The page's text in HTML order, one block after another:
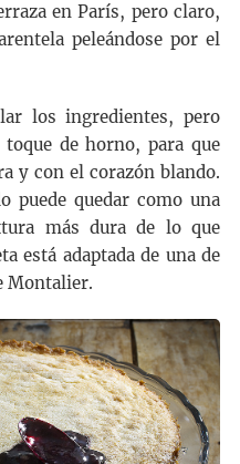
en París, pero claro,
peleándose por el
los ingredientes, pero
de horno, para que
y con el corazón blando.
puede quedar como una
más dura de lo que
está adaptada de una de
Montalier.